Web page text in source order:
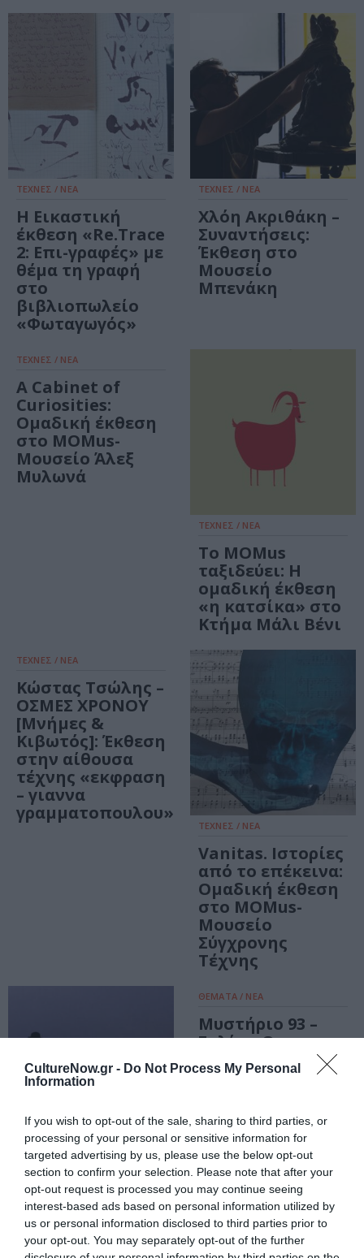
CultureNow.gr - Do Not Process My Personal
Information
If you wish to opt-out of the sale, sharing to third parties, or
processing of your personal or sensitive information for
targeted advertising by us, please use the below opt-out
section to confirm your selection. Please note that after your
opt-out request is processed you may continue seeing
interest-based ads based on personal information utilized by
us or personal information disclosed to third parties prior to
your opt-out. You may separately opt-out of the further
ΤΕΧΝΕΣ / ΝΕΑ
Η Εικαστική
έκθεση «Re.Trace
2: Επι-γραφές» με
θέμα τη γραφή
στο
βιβλιοπωλείο
«Φωταγωγός»
ΤΕΧΝΕΣ / ΝΕΑ
Χλόη Ακριθάκη –
Συναντήσεις:
Έκθεση στο
Μουσείο
Μπενάκη
ΤΕΧΝΕΣ / ΝΕΑ
Α Cabinet of
Curiosities:
Ομαδική έκθεση
στο MOMus-
Μουσείο Άλεξ
Μυλωνά
ΤΕΧΝΕΣ / ΝΕΑ
Το MOMus
ταξιδεύει: Η
ομαδική έκθεση
«η κατσίκα» στο
Κτήμα Μάλι Βένι
ΤΕΧΝΕΣ / ΝΕΑ
Κώστας Τσώλης –
ΟΣΜΕΣ ΧΡΟΝΟΥ
[Μνήμες &
Κιβωτός]: Έκθεση
στην αίθουσα
τέχνης «εκφραση
– γιαννα
γραμματοπουλου»
ΤΕΧΝΕΣ / ΝΕΑ
Vanitas. Ιστορίες
από το επέκεινα:
Ομαδική έκθεση
στο MOMus-
Μουσείο
Σύγχρονης
Τέχνης
ΤΕΧΝΕΣ / ΝΕΑ
Δε με νοιάζει
ποιος είσαι:
Ομαδική έκθεση
στο «Local
ΘΕΜΑΤΑ / ΝΕΑ
Μυστήριο 93 –
Ξυλίκι: Ο
Γιώργος-Ίκαρος
Μπαμπασάκης
της τέχνης
σήμερα στην
Ελευσίνα